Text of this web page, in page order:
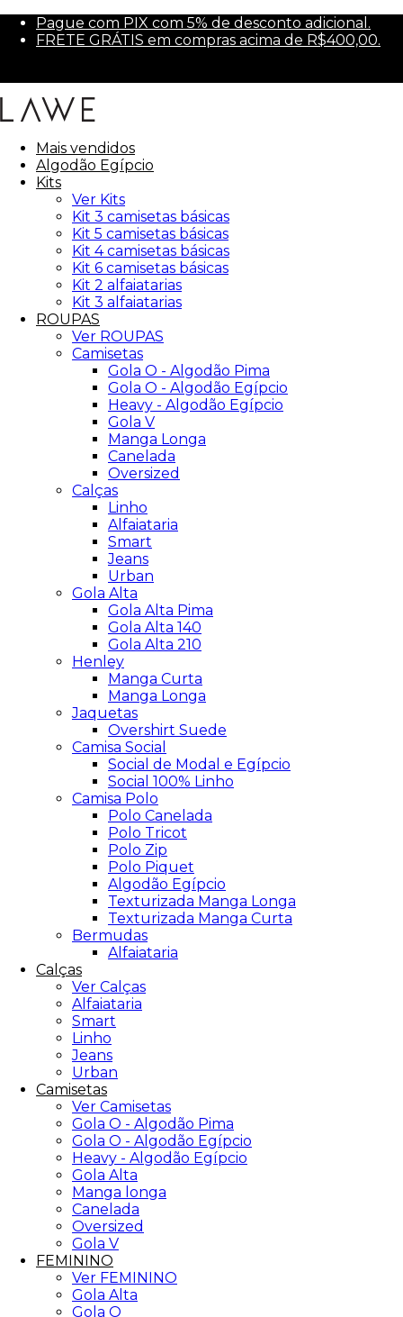
Pague com PIX com 5% de desconto adicional.
FRETE GRÁTIS em compras acima de R$400,00.
Mais vendidos
Algodão Egípcio
Kits
Ver Kits
Kit 3 camisetas básicas
Kit 5 camisetas básicas
Kit 4 camisetas básicas
Kit 6 camisetas básicas
Kit 2 alfaiatarias
Kit 3 alfaiatarias
ROUPAS
Ver ROUPAS
Camisetas
Gola O - Algodão Pima
Gola O - Algodão Egípcio
Heavy - Algodão Egípcio
Gola V
Manga Longa
Canelada
Oversized
Calças
Linho
Alfaiataria
Smart
Jeans
Urban
Gola Alta
Gola Alta Pima
Gola Alta 140
Gola Alta 210
Henley
Manga Curta
Manga Longa
Jaquetas
Overshirt Suede
Camisa Social
Social de Modal e Egípcio
Social 100% Linho
Camisa Polo
Polo Canelada
Polo Tricot
Polo Zip
Polo Piquet
Algodão Egípcio
Texturizada Manga Longa
Texturizada Manga Curta
Bermudas
Alfaiataria
Calças
Ver Calças
Alfaiataria
Smart
Linho
Jeans
Urban
Camisetas
Ver Camisetas
Gola O - Algodão Pima
Gola O - Algodão Egípcio
Heavy - Algodão Egípcio
Gola Alta
Manga longa
Canelada
Oversized
Gola V
FEMININO
Ver FEMININO
Gola Alta
Gola O